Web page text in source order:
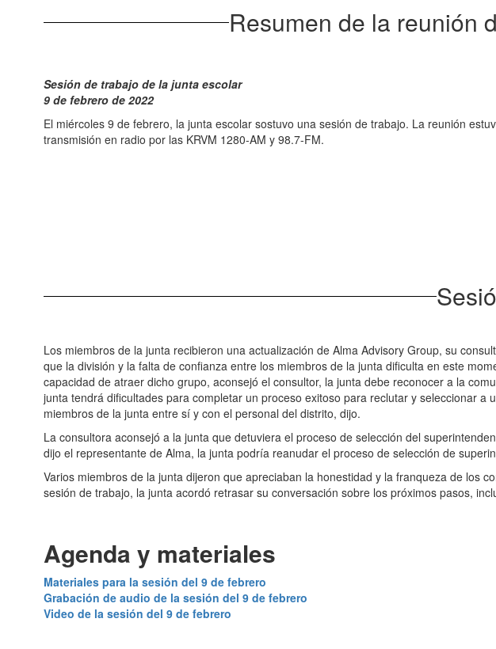
Resumen de la reunión
Sesión de trabajo de la junta escolar
9 de febrero de 2022
El miércoles 9 de febrero, la junta escolar sostuvo una sesión de trabajo. La reunión
transmisión en radio por las KRVM 1280-AM y 98.7-FM.
Los miembros de la junta recibieron una actualización de Alma Advisory Group, su
que la división y la falta de confianza entre los miembros de la junta dificulta en este
capacidad de atraer dicho grupo, aconsejó el consultor, la junta debe reconocer a la
junta tendrá dificultades para completar un proceso exitoso para reclutar y seleccionar
miembros de la junta entre sí y con el personal del distrito, dijo.
La consultora aconsejó a la junta que detuviera el proceso de selección del
dijo el representante de Alma, la junta podría reanudar el proceso de selección de
Varios miembros de la junta dijeron que apreciaban la honestidad y la franqueza de los
sesión de trabajo, la junta acordó retrasar su conversación sobre los próximos pasos,
Agenda y materiales
Materiales para la sesión del 9 de febrero
Grabación de audio de la sesión del 9 de febrero
Video de la sesión del 9 de febrero